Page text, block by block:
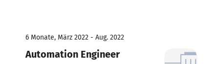
6 Monate, März 2022 - Aug. 2022
Automation Engineer